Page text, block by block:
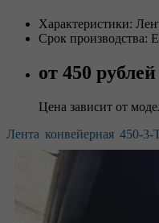
Характеристики:
Срок производства:
от 450 рублей
Цена зависит от
Лента конвейерная 450-3-